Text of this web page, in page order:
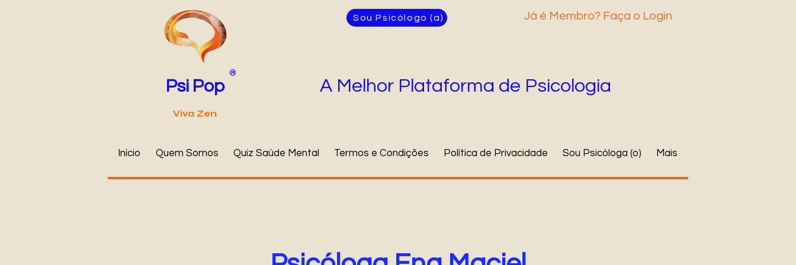
Psi Pop
®
Viva Zen
Sou Psicólogo (a) Já é Membro? Faça o Login
A Melhor Plataforma de Psicologia
Início Quem Somos Quiz Saúde Mental Termos e Condições Política de Privacidade Sou Psicóloga (o) Mais